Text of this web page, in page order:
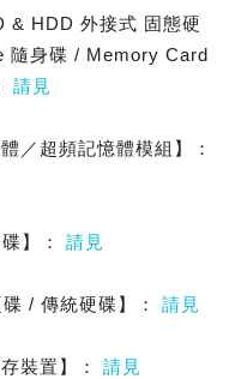
HDD 外接式 固態硬
隨身碟 / Memory Card
請見
／超頻記憶體模組】：
】： 請見
/ 傳統硬碟】： 請見
裝置】： 請見